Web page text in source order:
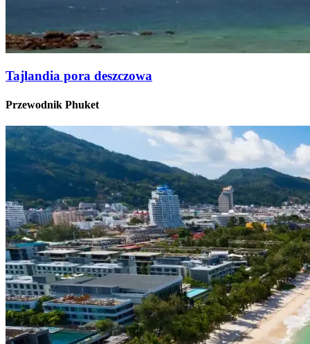
Tajlandia pora deszczowa
Przewodnik Phuket